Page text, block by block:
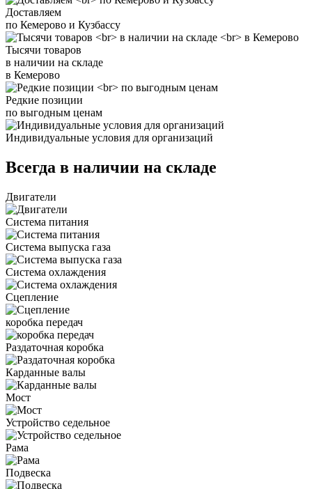
Доставляем
по Кемерово и Кузбассу
Тысячи товаров
в наличии на складе
в Кемерово
Редкие позиции
по выгодным ценам
Индивидуальные условия для организаций
Всегда в наличии на складе
Двигатели
Система питания
Система выпуска газа
Система охлаждения
Сцепление
коробка передач
Раздаточная коробка
Карданные валы
Мост
Устройство седельное
Рама
Подвеска